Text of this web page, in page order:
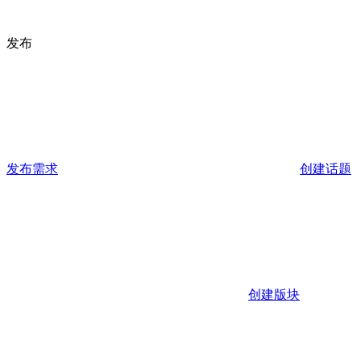
发布
发布需求 创建话题
创建版块